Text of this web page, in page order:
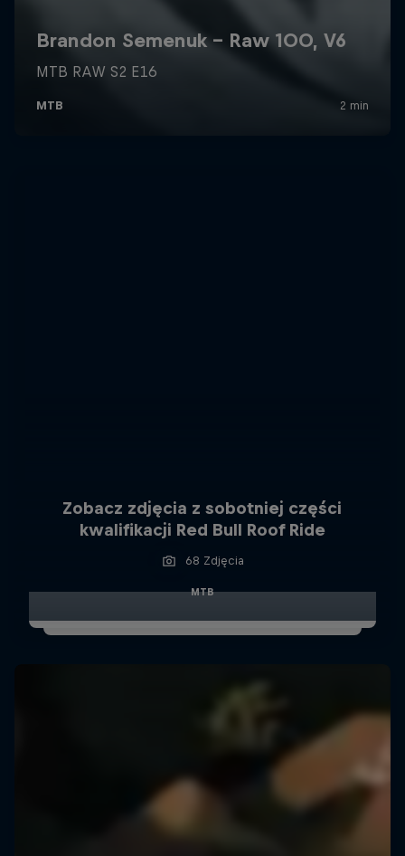
Zobacz zdjęcia z sobotniej części
kwalifikacji Red Bull Roof Ride
68 Zdjęcia
MTB